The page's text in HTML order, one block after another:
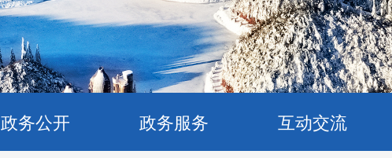
政务公开 政务服务 互动交流